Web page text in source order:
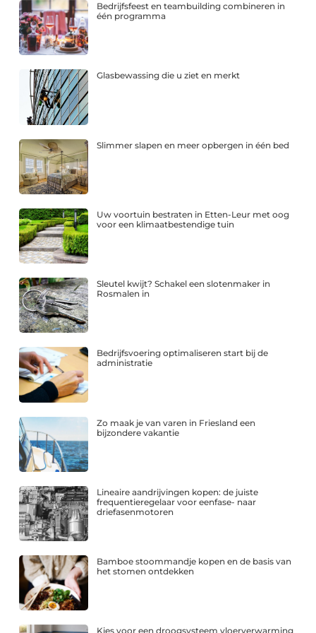
Bedrijfsfeest en teambuilding combineren in
één programma
Glasbewassing die u ziet en merkt
Slimmer slapen en meer opbergen in één bed
Uw voortuin bestraten in Etten-Leur met oog
voor een klimaatbestendige tuin
Sleutel kwijt? Schakel een slotenmaker in
Rosmalen in
Bedrijfsvoering optimaliseren start bij de
administratie
Zo maak je van varen in Friesland een
bijzondere vakantie
Lineaire aandrijvingen kopen: de juiste
frequentieregelaar voor eenfase- naar
driefasenmotoren
Bamboe stoommandje kopen en de basis van
het stomen ontdekken
Kies voor een droogsysteem vloerverwarming